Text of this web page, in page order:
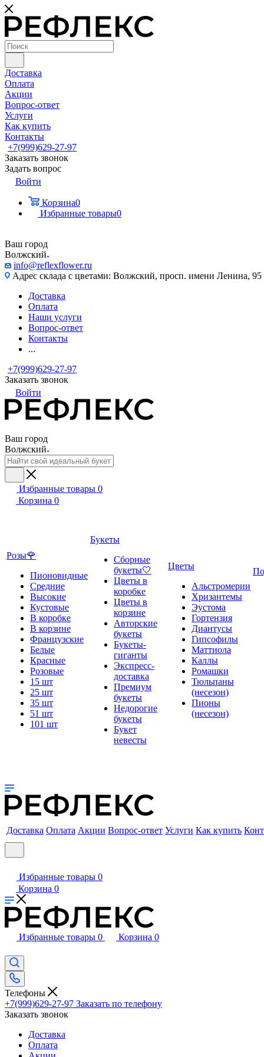
Доставка
Оплата
Акции
Вопрос-ответ
Услуги
Как купить
Контакты
+7(999)629-27-97
Заказать звонок
Задать вопрос
Войти
Корзина0
Избранные товары0
Ваш город
Волжский
info@reflexflower.ru
Адрес склада с цветами: Волжский, просп. имени Ленина, 95
Доставка
Оплата
Наши услуги
Вопрос-ответ
Контакты
...
+7(999)629-27-97
Заказать звонок
Войти
Ваш город
Волжский
Избранные товары 0
Корзина 0
Розы🌹
Пионовидные
Средние
Высокие
Кустовые
В коробке
В корзине
Французские
Белые
Красные
Розовые
15 шт
25 шт
35 шт
51 шт
101 шт
Букеты
Сборные
букеты🤍
Цветы в
коробке
Цветы в
корзине
Авторские
букеты
Букеты-
гиганты
Экспресс-
доставка
Премиум
букеты
Недорогие
букеты
Букет
невесты
Цветы
Альстромерии
Хризантемы
Эустома
Гортензия
Диантусы
Гипсофилы
Маттиола
Каллы
Ромашки
Тюльпаны
(несезон)
Пионы
(несезон)
Доставка Оплата Акции Вопрос-ответ Услуги Как купить
Избранные товары 0
Корзина 0
Избранные товары 0 Корзина 0
Телефоны
+7(999)629-27-97 Заказать по телефону
Заказать звонок
Доставка
Оплата